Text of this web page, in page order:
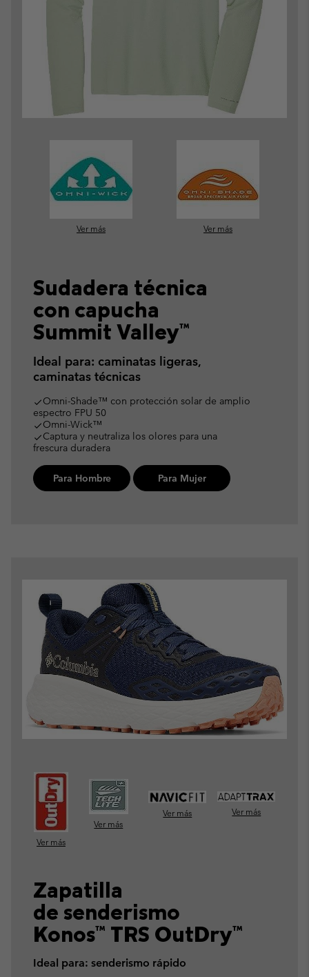
Ver más Ver más
Sudadera técnica
con capucha
Summit Valley™
Ideal para: caminatas ligeras,
caminatas técnicas
done Omni-Shade™ con protección solar de amplio
espectro FPU 50
done Omni-Wick™
done Captura y neutraliza los olores para una
frescura duradera
Para Hombre Para Mujer
Zapatilla
de senderismo
Konos™ TRS OutDry™
Ideal para: senderismo rápido
Ver más
Ver más
Ver más Ver más